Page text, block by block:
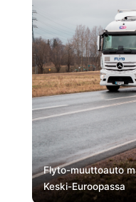
Flyto-muuttoauto
Keski-Euroopassa